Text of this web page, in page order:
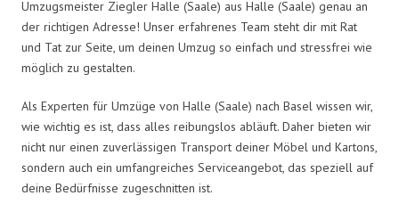
Umzugsmeister Ziegler Halle (Saale) aus Halle (Saale) genau an
der richtigen Adresse! Unser erfahrenes Team steht dir mit Rat
und Tat zur Seite, um deinen Umzug so einfach und stressfrei wie
möglich zu gestalten.
Als Experten für Umzüge von Halle (Saale) nach Basel wissen wir,
wie wichtig es ist, dass alles reibungslos abläuft. Daher bieten wir
nicht nur einen zuverlässigen Transport deiner Möbel und Kartons,
sondern auch ein umfangreiches Serviceangebot, das speziell auf
deine Bedürfnisse zugeschnitten ist.